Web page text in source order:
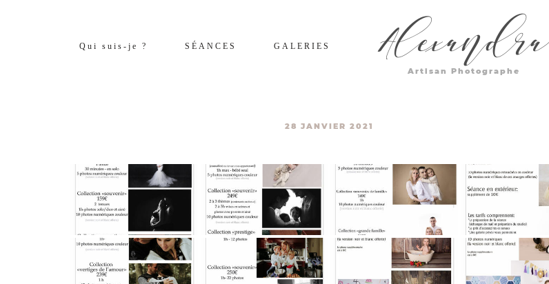
Alexandra
Artisan Photographe
Qui suis-je ? SÉANCES GALERIES
28 JANVIER 2021